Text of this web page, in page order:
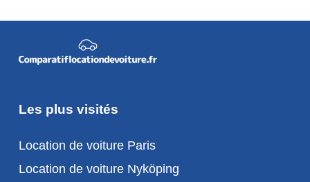
Les plus visités
Location de voiture Paris
Location de voiture Nyköping